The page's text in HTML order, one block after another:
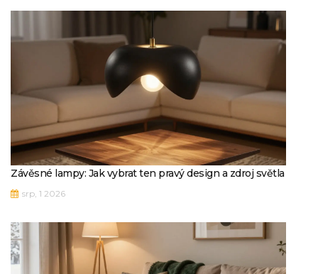
Závěsné lampy: Jak vybrat ten pravý design a zdroj světla
srp, 1 2026